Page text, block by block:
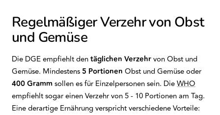
Regelmäßiger Verzehr von Obst
und Gemüse
Die DGE empfiehlt dentäglichen Verzehrvon Obst und
Gemüse. Mindestens5 Portionen Obst und Gemüse oder
400 Gramm sollen es für Einzelpersonen sein. DieWHO
empfiehlt sogar einen Verzehr von 5 - 10 Portionen am Tag.
Eine derartige Ernährung verspricht verschiedene Vorteile: